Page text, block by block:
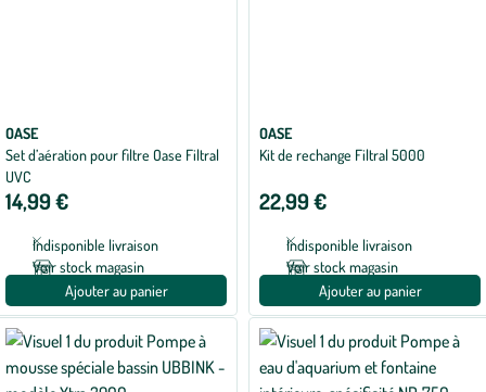
OASE
Set d’aération pour filtre Oase Filtral
UVC
14,99 €
Indisponible livraison
Voir stock magasin
Ajouter au panier
OASE
Kit de rechange Filtral 5000
22,99 €
Indisponible livraison
Voir stock magasin
Ajouter au panier